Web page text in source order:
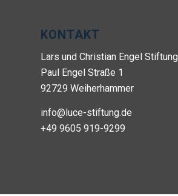
KONTAKT
Lars und Christian Engel Stiftung
Paul Engel Straße 1
92729 Weiherhammer
info@luce-stiftung.de
+49 9605 919-9299